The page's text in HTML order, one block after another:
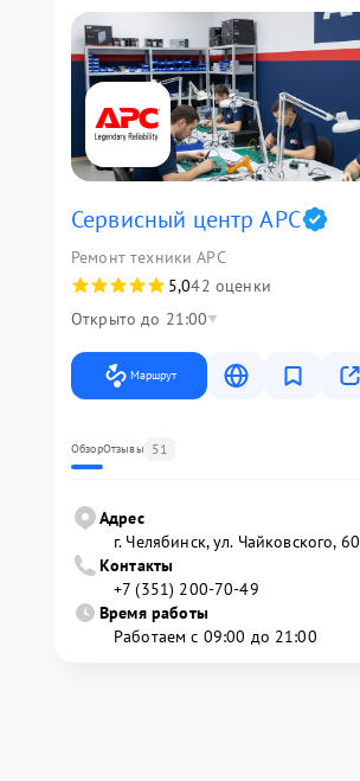
Сервисный центр APC
Ремонт техники APC
5,042 оценки
Открыто до 21:00
Маршрут
ОбзорОтзывы 51
Адрес
г. Челябинск, ул. Чайковского, 60
Контакты
+7 (351) 200-70-49
Время работы
Работаем с 09:00 до 21:00